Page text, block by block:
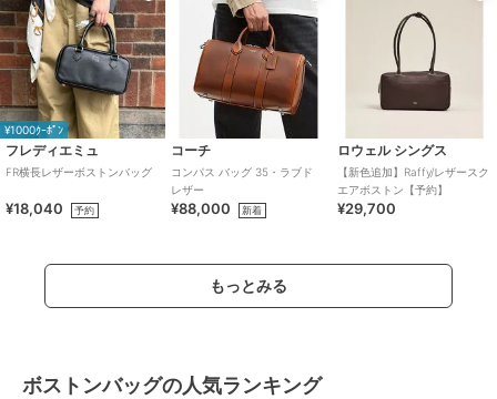
¥1000ｸｰﾎﾟﾝ
フレディエミュ
FR横長レザーボストンバッグ
¥18,040 予約
コーチ
コンパス バッグ 35・ラブド
レザー
¥88,000 新着
ロウェル シングス
【新色追加】Raffy/レザースク
エアボストン【予約】
¥29,700
もっとみる
ボストンバッグの人気ランキング